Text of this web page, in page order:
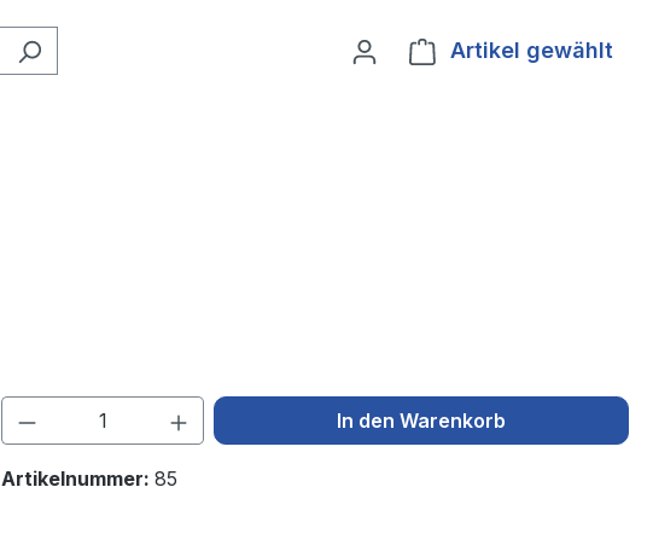
Artikel gewählt
Produkt Anzahl: Gib den gewünschten Wert
In den Warenkorb
Artikelnummer: 85